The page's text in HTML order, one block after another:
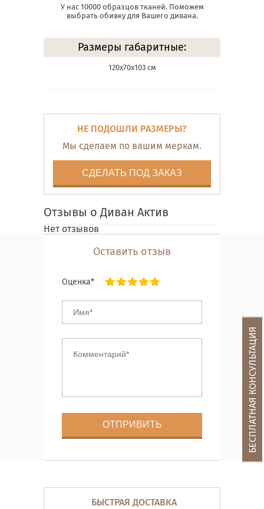
У нас 10000 образцов тканей. Поможем
выбрать обивку для Вашего дивана.
Размеры габаритные:
120х70х103 см
НЕ ПОДОШЛИ РАЗМЕРЫ?
Мы сделаем по вашим меркам.
СДЕЛАТЬ ПОД ЗАКАЗ
Отзывы о Диван Актив
Нет отзывов
Оставить отзыв
Оценка*
БЫСТРАЯ ДОСТАВКА
БЕСПЛАТНАЯ КОНСУЛЬТАЦИЯ